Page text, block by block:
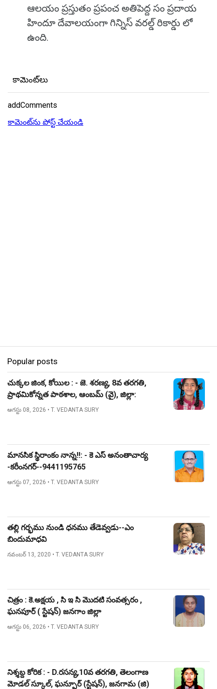
ఆలయం ప్రస్తుతం ప్రపంచ అతిపెద్ద సం ప్రదాయ
హిందూ దేవాలయంగా గిన్నిస్ వరల్డ్ రికార్డు లో
ఉంది.
కామెంట్‌లు
addComments
కామెంట్‌ను పోస్ట్ చేయండి
Popular posts
చుక్కల జింక, కోయిల : - జె. శరణ్య, 8వ తరగతి,
ప్రాథమికోన్నత పాఠశాల, ఆంబమ్ (వై), జిల్లా:
నిజామాబాద్.
ఆగస్టు 08, 2026 • T. VEDANTA SURY
మానసిక స్థిరాంకం నాన్న!!: - కె ఎస్ అనంతాచార్య
-కరీంనగర్--9441195765
ఆగస్టు 07, 2026 • T. VEDANTA SURY
తల్లి గర్భము నుండి ధనము తేడెవ్వడు--ఎం
బిందుమాధవి
నవంబర్ 13, 2020 • T. VEDANTA SURY
చిత్రం : కె.అక్షయ , సి ఇ సి మొదటి సంవత్సరం ,
ఘనపూర్ ( స్టేషన్) జనగాం జిల్లా
ఆగస్టు 06, 2026 • T. VEDANTA SURY
నిశ్శబ్ద కోరిక : - D.రసన్య,10వ తరగతి, తెలంగాణ
మోడల్ స్కూల్, ఘన్పూర్ (స్టేషన్), జనగామ (జి)